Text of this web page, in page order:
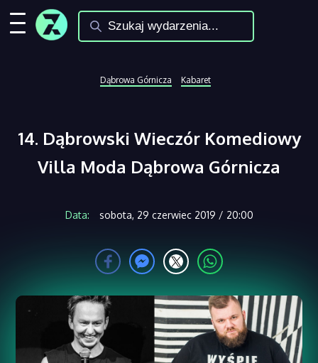
Dąbrowa Górnicza Kabaret
14. Dąbrowski Wieczór Komediowy
Villa Moda Dąbrowa Górnicza
Data: sobota, 29 czerwiec 2019 / 20:00